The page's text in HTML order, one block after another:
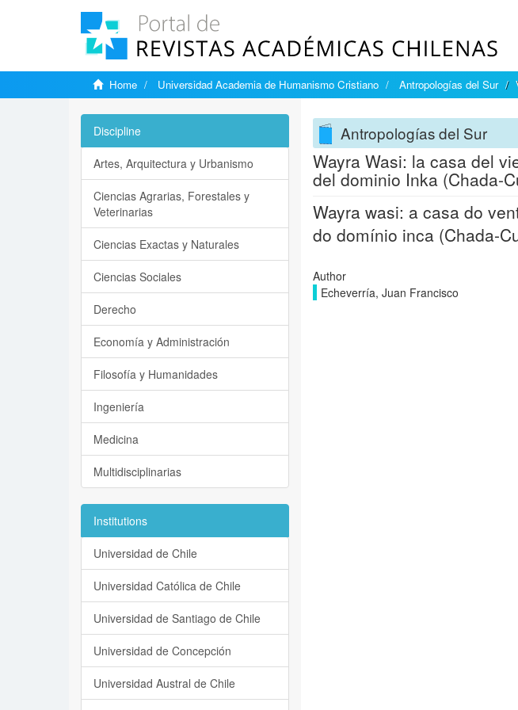
Home Universidad Academia de Humanismo Cristiano Antropologías del Sur
Antropologías del Sur
Wayra Wasi: la casa del
del dominio Inka (Chada-
Wayra wasi: a casa do
do domínio inca (Chada-
Author
Echeverría, Juan Francisco
Discipline
Artes, Arquitectura y Urbanismo
Ciencias Agrarias, Forestales y
Veterinarias
Ciencias Exactas y Naturales
Ciencias Sociales
Derecho
Economía y Administración
Filosofía y Humanidades
Ingeniería
Medicina
Multidisciplinarias
Institutions
Universidad de Chile
Universidad Católica de Chile
Universidad de Santiago de Chile
Universidad de Concepción
Universidad Austral de Chile